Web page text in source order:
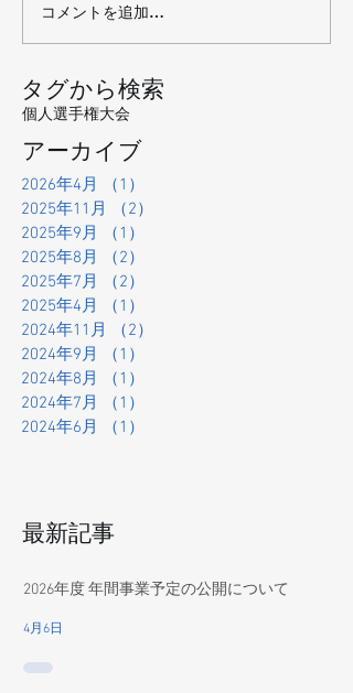
コメントを追加…
タグから検索
個人選手権大会
アーカイブ
2026年4月 （1）
2025年11月
（2）
2025年9月
（1）
2025年8月
（2）
2025年7月
（2）
2025年4月
（1）
2024年11月
（2）
2024年9月
（1）
2024年8月
（1）
2024年7月
（1）
2024年6月
（1）
最新記事
2026年度 年間事業予定の公開について
4月6日